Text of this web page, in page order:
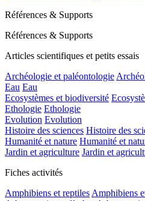
Références & Supports
Références & Supports
Articles scientifiques et petits essais
Archéologie et paléontologie
Eau Eau
Ecosystèmes et biodiversité
Ethologie Ethologie
Evolution Evolution
Histoire des sciences Histoire des
Humanité et nature Humanité et
Jardin et agriculture Jardin et
Fiches activités
Amphibiens et reptiles Amphibiens